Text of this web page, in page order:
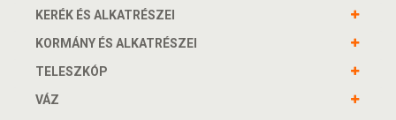
KERÉK ÉS ALKATRÉSZEI
KORMÁNY ÉS ALKATRÉSZEI
TELESZKÓP
VÁZ